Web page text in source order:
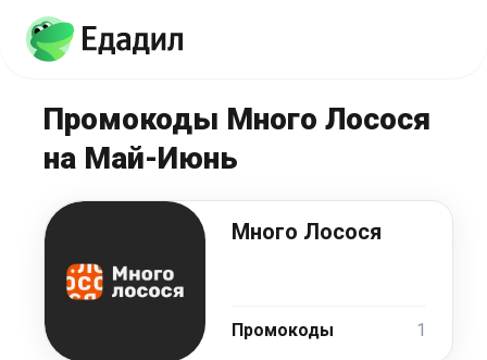
Промокоды Много Лосося
на Май-Июнь
Много Лосося
Промокоды 1